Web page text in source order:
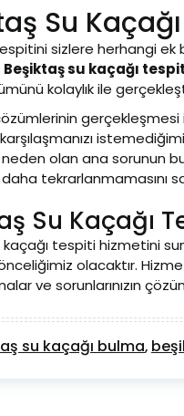
Su
sizlere herhangi ek
Beşiktaş su kaçağı tespit
kolaylık ile
gerçekleşmesi
neden olan ana sorunun
tekrarlanmamasını
Su Kaçağı
tespiti hizmetini
olacaktır.
ve sorunlarınızın
su kaçağı bulma,